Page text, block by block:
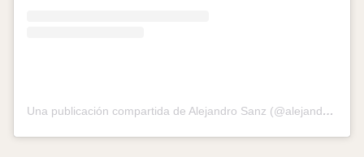
Una publicación compartida de Alejandro Sanz (@alejandrosanz)